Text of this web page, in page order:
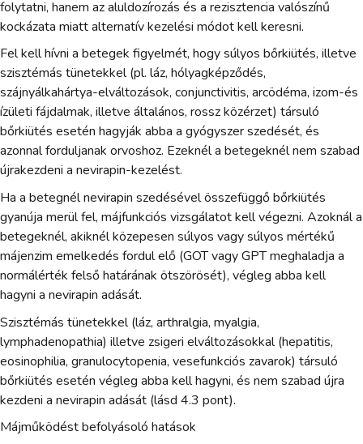
folytatni, hanem az aluldozírozás és a rezisztencia valószínű
kockázata miatt alternatív kezelési módot kell keresni.
Fel kell hívni a betegek figyelmét, hogy súlyos bőrkiütés, illetve
szisztémás tünetekkel (pl. láz, hólyagképződés,
szájnyálkahártya-elváltozások, conjunctivitis, arcödéma, izom-és
ízületi fájdalmak, illetve általános, rossz közérzet) társuló
bőrkiütés esetén hagyják abba a gyógyszer szedését, és
azonnal forduljanak orvoshoz. Ezeknél a betegeknél nem szabad
újrakezdeni a nevirapin-kezelést.
Ha a betegnél nevirapin szedésével összefüggő bőrkiütés
gyanúja merül fel, májfunkciós vizsgálatot kell végezni. Azoknál a
betegeknél, akiknél közepesen súlyos vagy súlyos mértékű
májenzim emelkedés fordul elő (GOT vagy GPT meghaladja a
normálérték felső határának ötszörösét), végleg abba kell
hagyni a nevirapin adását.
Szisztémás tünetekkel (láz, arthralgia, myalgia,
lymphadenopathia) illetve zsigeri elváltozásokkal (hepatitis,
eosinophilia, granulocytopenia, vesefunkciós zavarok) társuló
bőrkiütés esetén végleg abba kell hagyni, és nem szabad újra
kezdeni a nevirapin adását (lásd 4.3 pont).
Májműködést befolyásoló hatások